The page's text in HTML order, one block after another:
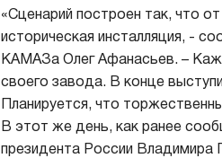
«Сценарий построен так, что
историческая инсталляция, -
КАМАЗа Олег Афанасьев. –
своего завода. В конце
Планируется, что
В этот же день, как ранее
президента России Владимира